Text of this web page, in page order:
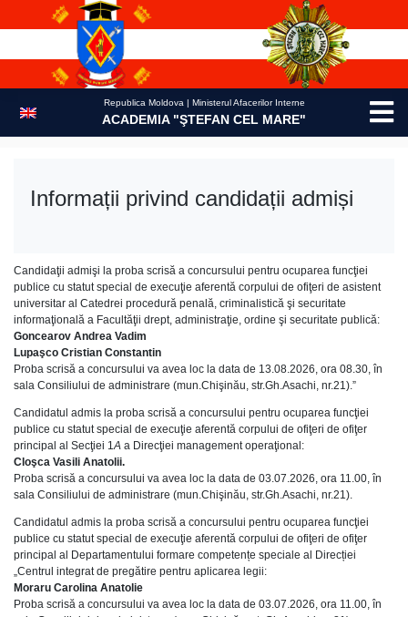
Republica Moldova | Ministerul Afacerilor Interne
ACADEMIA "ŞTEFAN CEL MARE"
Informații privind candidații admiși
Candidaţii admişi la proba scrisă a concursului pentru ocuparea funcţiei
publice cu statut special de execuţie aferentă corpului de ofiţeri de asistent
universitar al Catedrei procedură penală, criminalistică şi securitate
informaţională a Facultăţii drept, administraţie, ordine şi securitate publică:
Goncearov Andrea Vadim
Lupaşco Cristian Constantin
Proba scrisă a concursului va avea loc la data de 13.08.2026, ora 08.30, în
sala Consiliului de administrare (mun.Chişinău, str.Gh.Asachi, nr.21).”
Candidatul admis la proba scrisă a concursului pentru ocuparea funcţiei
publice cu statut special de execuţie aferentă corpului de ofiţeri de ofiţer
principal al Secţiei 1A a Direcţiei management operaţional:
Cloşca Vasili Anatolii.
Proba scrisă a concursului va avea loc la data de 03.07.2026, ora 11.00, în
sala Consiliului de administrare (mun.Chişinău, str.Gh.Asachi, nr.21).
Candidatul admis la proba scrisă a concursului pentru ocuparea funcţiei
publice cu statut special de execuţie aferentă corpului de ofiţeri de ofiţer
principal al Departamentului formare competențe speciale al Direcției
„Centrul integrat de pregătire pentru aplicarea legii:
Moraru Carolina Anatolie
Proba scrisă a concursului va avea loc la data de 03.07.2026, ora 11.00, în